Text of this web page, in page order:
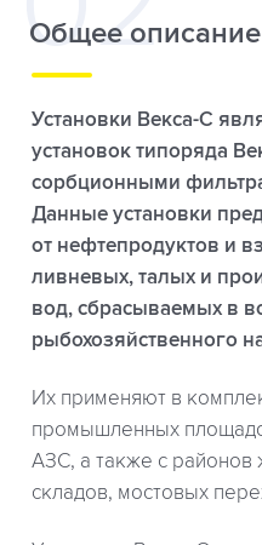
Общее описание
Установки Векса-С
установок типоряда
сорбционными
Данные установки
от нефтепродуктов и
ливневых, талых и
вод, сбрасываемых в
рыбохозяйственного
Их применяют в
промышленных
АЗС, а также с районов
складов, мостовых